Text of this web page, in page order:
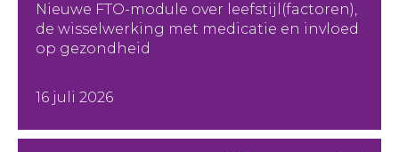
Nieuwe FTO-module over leefstijl(factoren),
de wisselwerking met medicatie en invloed
op gezondheid
16 juli 2026